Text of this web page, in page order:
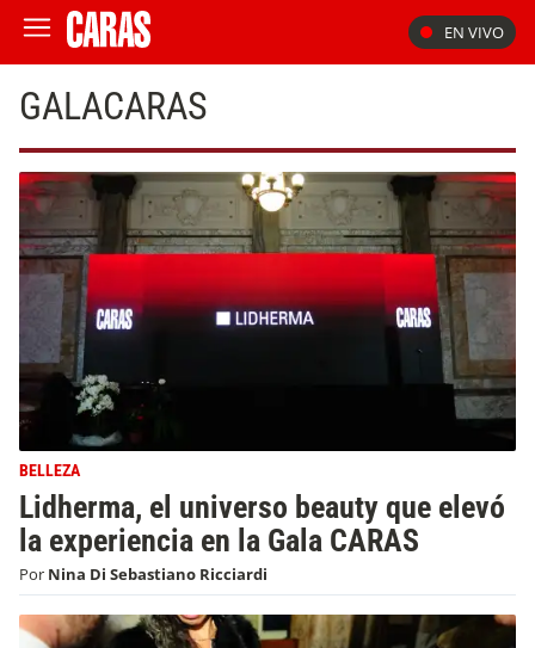
EN VIVO
GALACARAS
BELLEZA
Lidherma, el universo beauty que elevó
la experiencia en la Gala CARAS
Por Nina Di Sebastiano Ricciardi